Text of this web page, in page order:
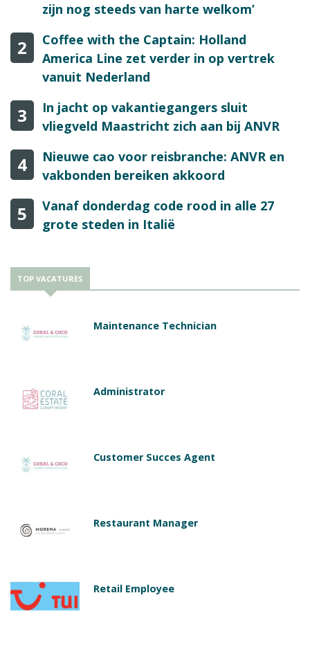
zijn nog steeds van harte welkom’
2
Coffee with the Captain: Holland
America Line zet verder in op vertrek
vanuit Nederland
3
In jacht op vakantiegangers sluit
vliegveld Maastricht zich aan bij ANVR
4
Nieuwe cao voor reisbranche: ANVR en
vakbonden bereiken akkoord
5
Vanaf donderdag code rood in alle 27
grote steden in Italië
TOP VACATURES
Maintenance Technician
Administrator
Customer Succes Agent
Restaurant Manager
Retail Employee